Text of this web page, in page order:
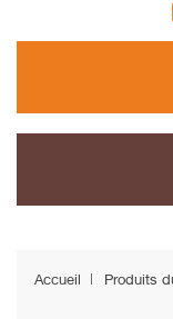
Accueil Produits